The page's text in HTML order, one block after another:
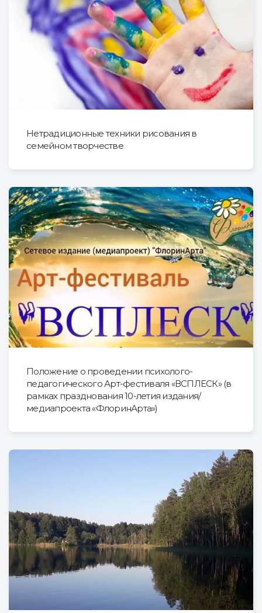
Нетрадиционные техники рисования в
семейном творчестве
Положение о проведении психолого-
педагогического Арт-фестиваля «ВСПЛЕСК» (в
рамках празднования 10-летия издания/
медиапроекта «ФлоринАрта»)